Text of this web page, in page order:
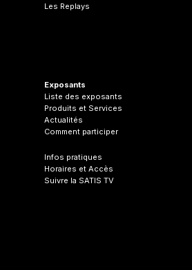
Les Replays
Exposants
Liste des exposants
Produits et Services
Actualités
Comment participer
Infos pratiques
Horaires et Accès
Suivre la SATIS TV